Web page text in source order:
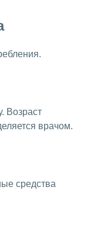
Возраст
врачом.
средства